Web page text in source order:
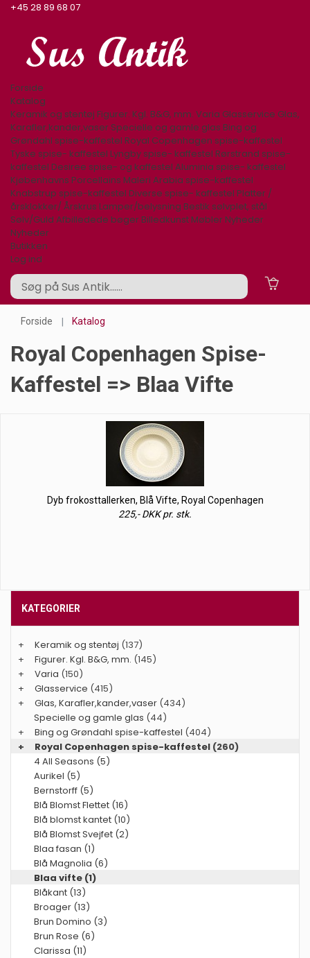
+45 28 89 68 07
Forside
Katalog
Keramik og stentøj Figurer. Kgl. B&G, mm. Varia Glasservice Glas,
Karafler,kander,vaser Specielle og gamle glas Bing og
Grøndahl spise-kaffestel Royal Copenhagen spise-kaffestel
Tyske spise- kaffestel Lyngby spise- kaffestel Rørstrand spise-
kaffestel Desiree spise- og kaffestel Aluminia spise- kaffestel
Kjøbenhavns Porcellains Maleri Arabia spise-kaffestel
Knabstrup spise-kaffestel Diverse spise- kaffestel Platter /
årsklokker/ Årskrus Lamper/belysning Bestik sølvplet, stål
Sølv/Guld Afbilledede bøger Billedkunst Møbler Nyheder
Nyheder
Butikken
Log ind
Forside Katalog
Royal Copenhagen Spise-
Kaffestel => Blaa Vifte
Dyb frokosttallerken, Blå Vifte, Royal Copenhagen
225,- DKK pr. stk.
KATEGORIER
+ Keramik og stentøj (137)
+
Figurer. Kgl. B&G, mm. (145)
+
Varia (150)
+
Glasservice (415)
+
Glas, Karafler,kander,vaser (434)
Specielle og gamle glas (44)
+
Bing og Grøndahl spise-kaffestel (404)
+
Royal Copenhagen spise-kaffestel (260)
4 All Seasons (5)
Aurikel (5)
Bernstorff (5)
Blå Blomst Flettet (16)
Blå blomst kantet (10)
Blå Blomst Svejfet (2)
Blaa fasan (1)
Blå Magnolia (6)
Blaa vifte (1)
Blåkant (13)
Broager (13)
Brun Domino (3)
Brun Rose (6)
Clarissa (11)